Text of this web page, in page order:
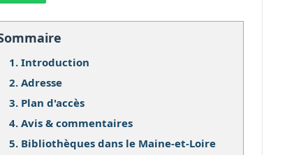
1. Introduction
2. Adresse
3. Plan d'accès
4. Avis & commentaires
5. Bibliothèques dans le Maine-et-Loire